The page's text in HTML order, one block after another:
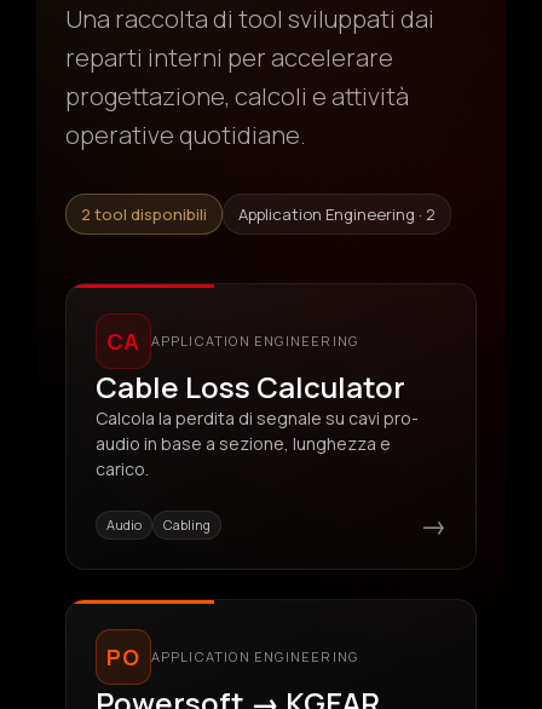
Una raccolta di tool sviluppati dai
reparti interni per accelerare
progettazione, calcoli e attività
operative quotidiane.
2 tool disponibili Application Engineering · 2
CA APPLICATION ENGINEERING
Cable Loss Calculator
Calcola la perdita di segnale su cavi pro-
audio in base a sezione, lunghezza e
carico.
Audio Cabling →
PO APPLICATION ENGINEERING